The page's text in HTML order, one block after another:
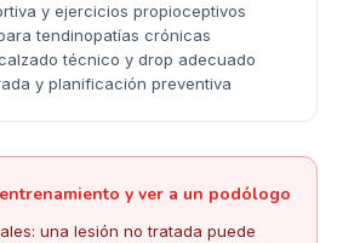
y ejercicios propioceptivos
tendinopatías crónicas
técnico y drop adecuado
y planificación preventiva
y ver a un podólogo
una lesión no tratada puede